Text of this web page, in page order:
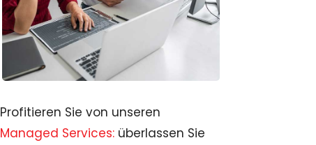
Profitieren Sie von unseren
Managed Services: überlassen Sie